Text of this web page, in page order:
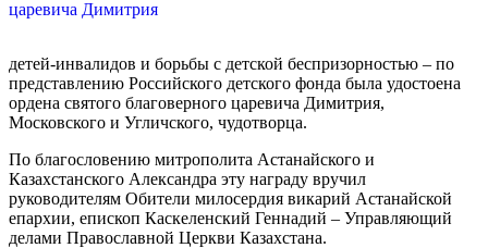
детей-инвалидов и борьбы с детской беспризорностью – по
представлению Российского детского фонда была удостоена
ордена святого благоверного царевича Димитрия,
Московского и Угличского, чудотворца.
По благословению митрополита Астанайского и
Казахстанского Александра эту награду вручил
руководителям Обители милосердия викарий Астанайской
епархии, епископ Каскеленский Геннадий – Управляющий
делами Православной Церкви Казахстана.